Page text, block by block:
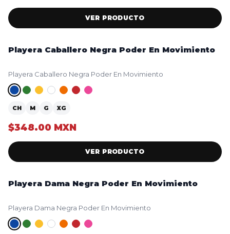
VER PRODUCTO
NUEVO
Playera Caballero Negra Poder En Movimiento
Playera Caballero Negra Poder En Movimiento
CH M G XG
$348.00 MXN
VER PRODUCTO
NUEVO
Playera Dama Negra Poder En Movimiento
Playera Dama Negra Poder En Movimiento